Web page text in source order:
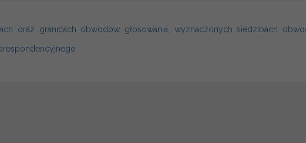
oraz granicach obwodów głosowania, wyznaczonych siedzibach